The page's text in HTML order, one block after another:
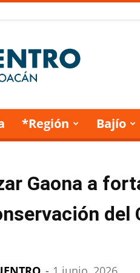
*Región Bajío
Gaona a